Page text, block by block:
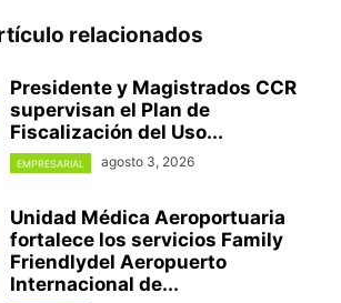
relacionados
Presidente y Magistrados CCR
supervisan el Plan de
Fiscalización del Uso...
EMPRESARIAL agosto 3, 2026
Unidad Médica Aeroportuaria
fortalece los servicios Family
Friendlydel Aeropuerto
Internacional de...